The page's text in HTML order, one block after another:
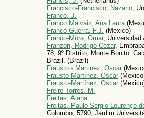
Francisco-Francisco, Nazario,
Franco, J.
Franco Malvai­z, Ana Laura
Franco-Guerra, F.J. (Mexico)
Franco-Mora, Omar, Universidad
Franzon, Rodrigo Cezar,
78, 9º Distrito, Monte Bonito.
Brazil. (Brazil)
Frausto - Marti­nez, Oscar
Frausto Martínez, Oscar
Frausto-Martínez, Oscar
Freire-Torres, M.
Freitas, Alana
Freitas, Paulo Sérgio Lourenço
Colombo, 5790, Jardim